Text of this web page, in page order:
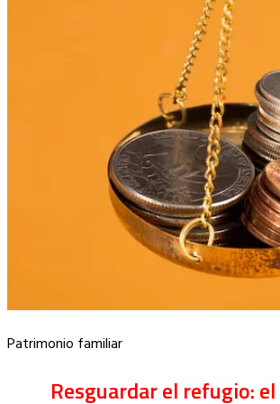
Patrimonio familiar
Resguardar el refugio: